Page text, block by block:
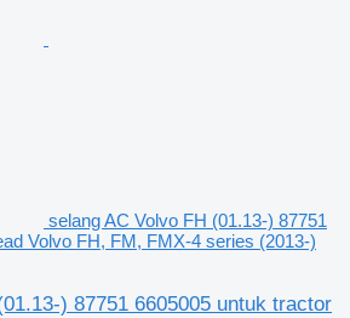
selang AC Volvo FH (01.13-) 87751
Volvo FH, FM, FMX-4 series (2013-)
) 87751 6605005 untuk tractor